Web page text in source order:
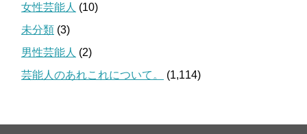
女性芸能人 (10)
未分類 (3)
男性芸能人 (2)
芸能人のあれこれについて。
(1,114)